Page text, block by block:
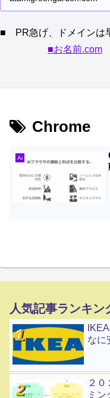
■ PR急げ、ドメインは
■お名前.com
Chrome
Ai
人気記事ランキン
なに
２
ミ